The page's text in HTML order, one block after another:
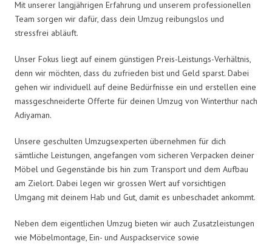
Mit unserer langjährigen Erfahrung und unserem professionellen
Team sorgen wir dafür, dass dein Umzug reibungslos und
stressfrei abläuft.
Unser Fokus liegt auf einem günstigen Preis-Leistungs-Verhältnis,
denn wir möchten, dass du zufrieden bist und Geld sparst. Dabei
gehen wir individuell auf deine Bedürfnisse ein und erstellen eine
massgeschneiderte Offerte für deinen Umzug von Winterthur nach
Adiyaman.
Unsere geschulten Umzugsexperten übernehmen für dich
sämtliche Leistungen, angefangen vom sicheren Verpacken deiner
Möbel und Gegenstände bis hin zum Transport und dem Aufbau
am Zielort. Dabei legen wir grossen Wert auf vorsichtigen
Umgang mit deinem Hab und Gut, damit es unbeschadet ankommt.
Neben dem eigentlichen Umzug bieten wir auch Zusatzleistungen
wie Möbelmontage, Ein- und Auspackservice sowie